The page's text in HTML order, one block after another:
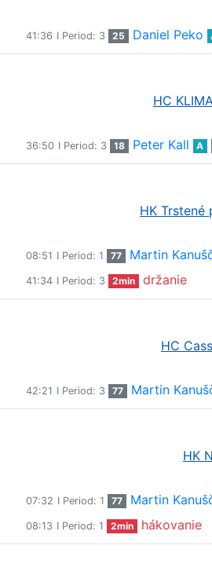
41:36 I Period: 3 25 Daniel Peko
HC
36:50 I Period: 3 18 Peter Kall A
HK Trstené
08:51 I Period: 1 77 Martin
41:34 I Period: 3 2min držanie
HC
42:21 I Period: 3 77 Martin
HK
07:32 I Period: 1 77 Martin
08:13 I Period: 1 2min hákovanie